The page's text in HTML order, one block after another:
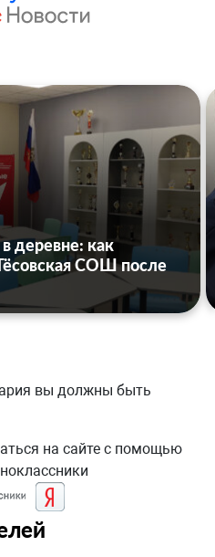
деревне: как
СОШ после
вы должны быть
на сайте с помощью